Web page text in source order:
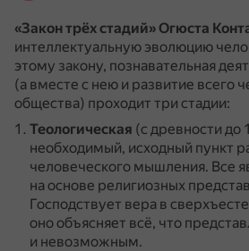
«Закон трёх стадий» Огюста
интеллектуальную эволюцию
этому закону, познавательная
(а вместе с нею и развитие всего
общества) проходит три стадии:
Теологическая (с древности до
необходимый, исходный пункт
человеческого мышления. Все
на основе религиозных
Господствует вера в
оно объясняет всё, что
и невозможным.